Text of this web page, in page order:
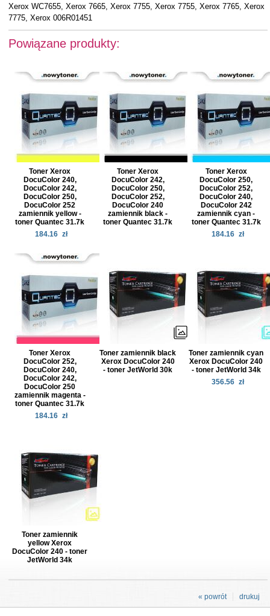
Xerox WC7655, Xerox 7665, Xerox 7755, Xerox 7755, Xerox 7765, Xerox
7775, Xerox 006R01451
Powiązane produkty:
Toner Xerox
DocuColor 240,
DocuColor 242,
DocuColor 250,
DocuColor 252
zamiennik yellow -
toner Quantec 31.7k
184.16 zł
Toner Xerox
DocuColor 242,
DocuColor 250,
DocuColor 252,
DocuColor 240
zamiennik black -
toner Quantec 31.7k
Toner Xerox
DocuColor 250,
DocuColor 252,
DocuColor 240,
DocuColor 242
zamiennik cyan -
toner Quantec 31.7k
184.16 zł
Toner Xerox
DocuColor 252,
DocuColor 240,
DocuColor 242,
DocuColor 250
zamiennik magenta -
toner Quantec 31.7k
184.16 zł
Toner zamiennik black
Xerox DocuColor 240
- toner JetWorld 30k
Toner zamiennik cyan
Xerox DocuColor 240
- toner JetWorld 34k
356.56 zł
Toner zamiennik
yellow Xerox
DocuColor 240 - toner
JetWorld 34k
drukuj
« powrót